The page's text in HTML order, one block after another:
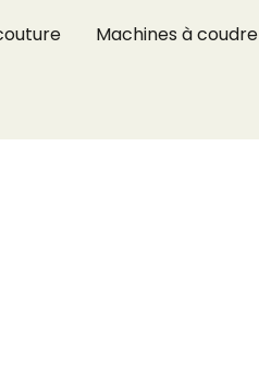
Machines à coudre